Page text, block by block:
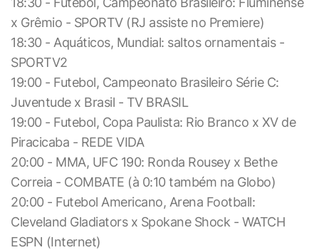
x Grêmio - SPORTV (RJ assiste no Premiere)
18:30 - Aquáticos, Mundial: saltos ornamentais -
SPORTV2
19:00 - Futebol, Campeonato Brasileiro Série C:
Juventude x Brasil - TV BRASIL
19:00 - Futebol, Copa Paulista: Rio Branco x XV de
Piracicaba - REDE VIDA
20:00 - MMA, UFC 190: Ronda Rousey x Bethe
Correia - COMBATE (à 0:10 também na Globo)
20:00 - Futebol Americano, Arena Football:
Cleveland Gladiators x Spokane Shock - WATCH
ESPN (Internet)